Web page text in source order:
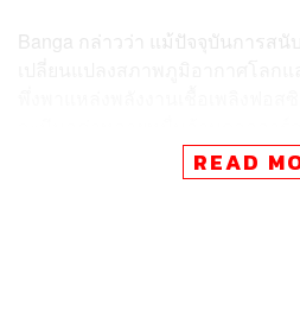
Banga กล่าวว่า แม้ปัจจุบันการสนั
พอ เพราะตัวเลขมูลค่าที่จำเป็นเพื่
ผ่านพลังงานที่ยุติธรรมและทั่วถึงน่
READ